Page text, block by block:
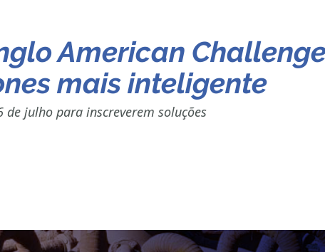
American
mais inteligente
julho para inscreverem soluções